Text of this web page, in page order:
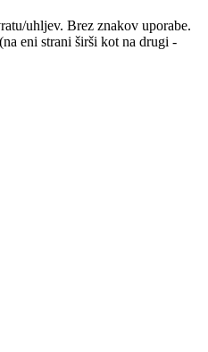
uhljev. Brez znakov uporabe.
eni strani širši kot na drugi -